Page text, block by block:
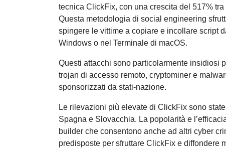
tecnica ClickFix, con una crescita del 517%
Questa metodologia di social engineering
spingere le vittime a copiare e incollare script
Windows o nel Terminale di macOS.
Questi attacchi sono particolarmente insidiosi
trojan di accesso remoto, cryptominer e
sponsorizzati da stati-nazione.
Le rilevazioni più elevate di ClickFix sono
Spagna e Slovacchia. La popolarità e
builder che consentono anche ad altri cyber
predisposte per sfruttare ClickFix e diffondere